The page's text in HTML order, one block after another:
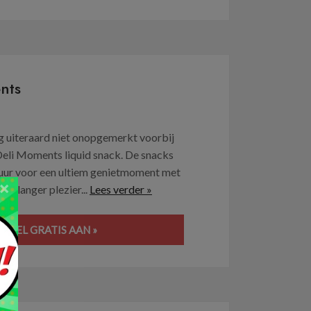
uiteraard niet onopgemerkt voorbij
Moments liquid snack. De snacks
voor een ultiem genietmoment met
langer plezier... Lees verder »
GRATIS AAN »
×